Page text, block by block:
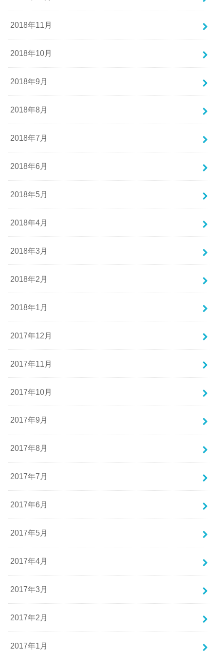
2018年11月
2018年10月
2018年9月
2018年8月
2018年7月
2018年6月
2018年5月
2018年4月
2018年3月
2018年2月
2018年1月
2017年12月
2017年11月
2017年10月
2017年9月
2017年8月
2017年7月
2017年6月
2017年5月
2017年4月
2017年3月
2017年2月
2017年1月